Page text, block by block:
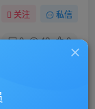
关注 私信
0 42 0
手）